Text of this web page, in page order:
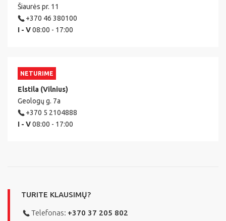
Šiaurės pr. 11
+370 46 380100
I - V08:00 - 17:00
NETURIME
Elstila (Vilnius)
Geologų g. 7a
+370 5 2104888
I - V08:00 - 17:00
TURITE KLAUSIMŲ?
Telefonas: +370 37 205 802